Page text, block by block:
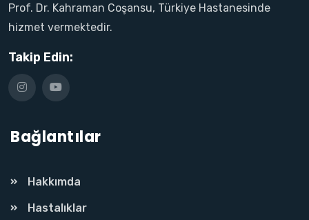
Prof. Dr. Kahraman Coşansu, Türkiye Hastanesinde
hizmet vermektedir.
Takip Edin:
Bağlantılar
Hakkımda
Hastalıklar